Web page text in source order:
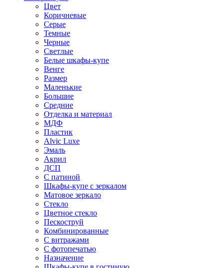
Цвет
Коричневые
Серые
Темные
Черные
Светлые
Белые шкафы-купе
Венге
Размер
Маленькие
Большие
Средние
Отделка и материал
МДФ
Пластик
Alvic Luxe
Эмаль
Акрил
ДСП
С патиной
Шкафы-купе с зеркалом
Матовое зеркало
Стекло
Цветное стекло
Пескоструй
Комбинированные
С витражами
С фотопечатью
Назначение